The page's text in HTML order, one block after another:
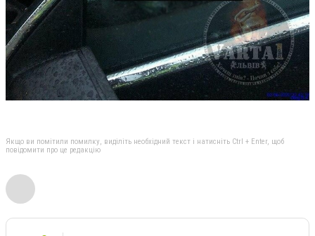
Якщо ви помітили помилку, виділіть необхідний текст і натисніть Ctrl + Enter, щоб
повідомити про це редакцію